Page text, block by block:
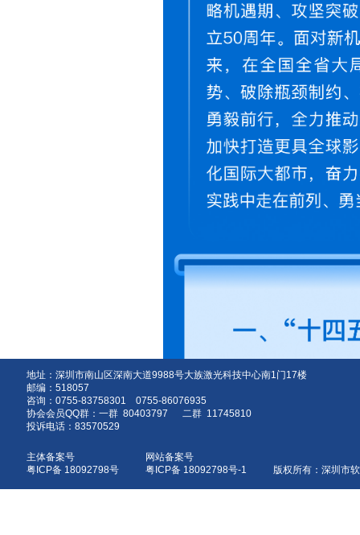
地址：深圳市南山区深南大道9988号大族激光科技中心南1门17楼
邮编：518057
咨询：0755-83758301 0755-86076935
协会会员QQ群：一群 80403797 二群 11745810
投诉电话：83570529
主体备案号
粤ICP备 18092798号
网站备案号
粤ICP备 18092798号-1 版权所有：深圳市软